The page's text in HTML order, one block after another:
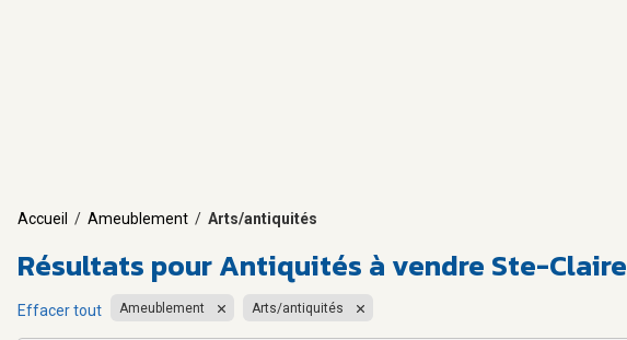
Accueil / Ameublement / Arts/antiquités
Résultats pourAntiquités à vendre Ste-Claire
Effacer tout Ameublement Arts/antiquités